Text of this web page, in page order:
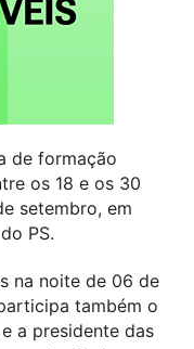
de formação
os 18 e os 30
setembro, em
PS.
na noite de 06 de
também o
a presidente das